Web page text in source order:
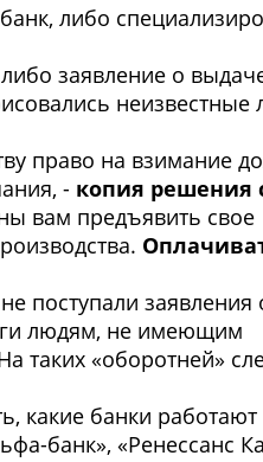
либо
заявление о
неизвестные
право на взимание
- копия решения
вам предъявить свое
поступали заявления
людям, не имеющим
таких «оборотней»
какие банки работают
банк», «Ренессанс